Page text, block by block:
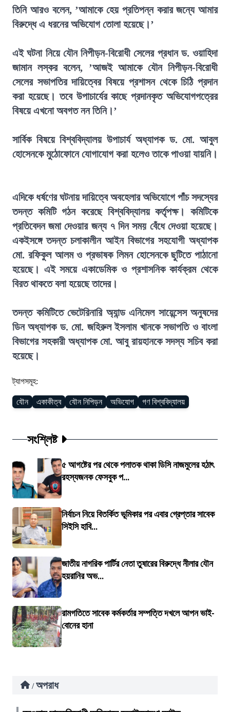
তিনি আরও বলেন, ’আমাকে হেয় প্রতিপন্ন করার জন্যে আমার
বিরুদ্ধে এ ধরনের অভিযোগ তোলা হয়েছে।’
এই ঘটনা নিয়ে যৌন নিপীড়ন-বিরোধী সেলের প্রধান ড. ওয়াহিদা
জামান লস্কর বলেন, ’আজই আমাকে যৌন নিপীড়ন-বিরোধী
সেলের সভাপতির দায়িত্বের বিষয়ে প্রশাসন থেকে চিঠি প্রদান
করা হয়েছে। তবে উপাচার্যের কাছে প্রদানকৃত অভিযোগপত্রের
বিষয়ে এখনো অবগত নন তিনি।’
সার্বিক বিষয়ে বিশ্ববিদ্যালয় উপাচার্য অধ্যাপক ড. মো. আবুল
হোসেনকে মুঠোফোনে যোগাযোগ করা হলেও তাকে পাওয়া যায়নি।
এদিকে ধর্ষণের ঘটনায় দায়িত্বে অবহেলার অভিযোগে পাঁচ সদস্যের
তদন্ত কমিটি গঠন করেছে বিশ্ববিদ্যালয় কর্তৃপক্ষ। কমিটিকে
প্রতিবেদন জমা দেওয়ার জন্য ৭ দিন সময় বেঁধে দেওয়া হয়েছে।
একইসঙ্গে তদন্ত চলাকালীন আইন বিভাগের সহযোগী অধ্যাপক
মো. রফিকুল আলম ও প্রভাষক লিমন হোসেনকে ছুটিতে পাঠানো
হয়েছে। এই সময়ে একাডেমিক ও প্রশাসনিক কার্যক্রম থেকে
বিরত থাকতে বলা হয়েছে তাদের।
তদন্ত কমিটিতে ভেটেরিনারি অ্যান্ড এনিমেল সায়েন্সেস অনুষদের
ডিন অধ্যাপক ড. মো. জহিরুল ইসলাম খানকে সভাপতি ও বাংলা
বিভাগের সহকারী অধ্যাপক মো. আবু রায়হানকে সদস্য সচিব করা
হয়েছে।
ট্যাগসমূহ:
যৌন একাকীত্ব যৌন নিপিড়ন অভিযোগ গণ বিশ্ববিদ্যালয়
সংশ্লিষ্ট
৫ আগষ্টের পর থেকে পলাতক থাকা ডিসি নাজমুলের হঠাৎ
রহস্যজনক ফেসবুক প...
নির্বাচন নিয়ে বিতর্কিত ভূমিকার পর এবার গ্রেপ্তার সাবেক
সিইসি হাবি...
জাতীয় নাগরিক পার্টির নেতা তুষারের বিরুদ্ধে নীলার যৌন
হয়রানির অভ...
রামগতিতে সাবেক কর্মকর্তার সম্পত্তি দখলে আপন ভাই-
বোনের হানা
/ অপরাধ